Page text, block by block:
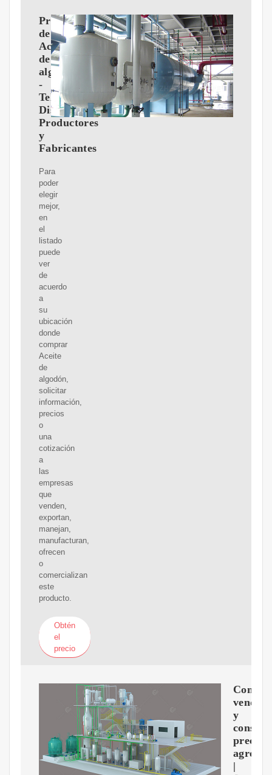
Proveedores
de
Aceite
de
algodón
-
Teléfonos,
Distribuidores,
Productores
y
Fabricantes
Para
poder
elegir
mejor,
en
el
listado
puede
ver
de
acuerdo
a
su
ubicación
donde
comprar
Aceite
de
algodón,
solicitar
información,
precios
o
una
cotización
a
las
empresas
que
venden,
exportan,
manejan,
manufacturan,
ofrecen
o
comercializan
este
producto.
Obtén
el
precio
vende
y
precios
|